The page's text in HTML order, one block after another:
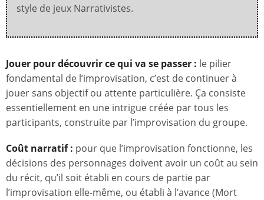
style de jeux Narrativistes.
Jouer pour découvrir ce qui va se passer : le pilier
fondamental de l’improvisation, c’est de continuer à
jouer sans objectif ou attente particulière. Ça consiste
essentiellement en une intrigue créée par tous les
participants, construite par l’improvisation du groupe.
Coût narratif : pour que l’improvisation fonctionne, les
décisions des personnages doivent avoir un coût au sein
du récit, qu’il soit établi en cours de partie par
l’improvisation elle-même, ou établi à l’avance (Mort